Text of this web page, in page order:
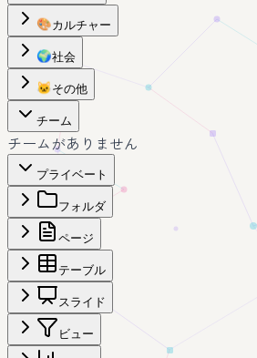
🎨カルチャー
🌍社会
🐱 その他
チーム
チームがありません
プライベート
フォルダ
ページ
テーブル
スライド
ビュー